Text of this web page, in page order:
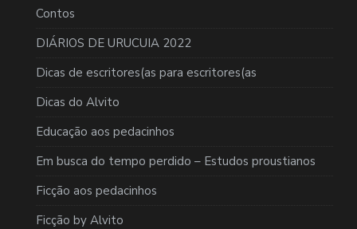
Contos
DIÁRIOS DE URUCUIA 2022
Dicas de escritores(as para escritores(as
Dicas do Alvito
Educação aos pedacinhos
Em busca do tempo perdido – Estudos proustianos
Ficção aos pedacinhos
Ficção by Alvito